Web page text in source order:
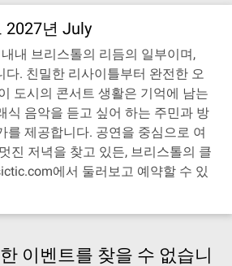
2027년 July
내 브리스톨의 리듬의 일부이며,
. 친밀한 리사이틀부터 완전한 오
도시의 콘서트 생활은 기억에 남는
식 음악을 듣고 싶어 하는 주민과 방
를 제공합니다. 공연을 중심으로 여
진 저녁을 찾고 있든, 브리스톨의 클
에서 둘러보고 예약할 수 있
이벤트를 찾을 수 없습니